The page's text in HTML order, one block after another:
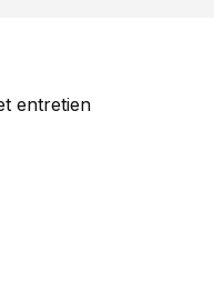
entretien